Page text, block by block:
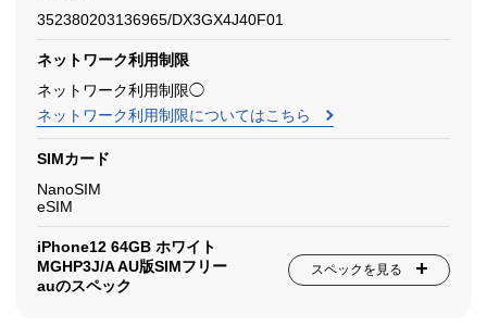
352380203136965/DX3GX4J40F01
ネットワーク利用制限
ネットワーク利用制限◯
ネットワーク利用制限についてはこちら
SIMカード
NanoSIM
eSIM
iPhone12 64GB ホワイト
MGHP3J/A AU版SIMフリー
auのスペック
スペックを見る